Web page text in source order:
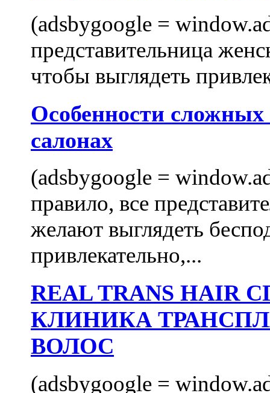
(adsbygoogle =
представительница
чтобы выглядеть
Особенности
салонах
(adsbygoogle =
правило, все
желают выглядеть
привлекательно,...
REAL TRANS
КЛИНИКА
ВОЛОС
(adsbygoogle =